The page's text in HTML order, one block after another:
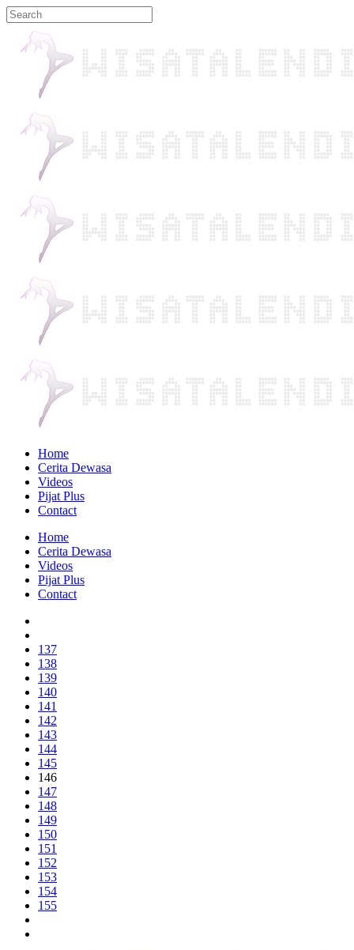
Home
Cerita Dewasa
Videos
Pijat Plus
Contact
Home
Cerita Dewasa
Videos
Pijat Plus
Contact
137
138
139
140
141
142
143
144
145
146
147
148
149
150
151
152
153
154
155